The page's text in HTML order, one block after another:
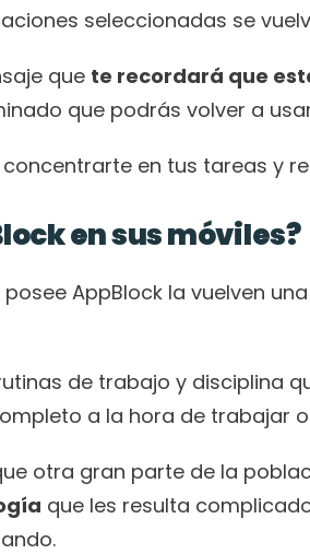
seleccionadas se
que te recordará que
que podrás volver a
en tus tareas y
en sus móviles?
AppBlock la vuelven
de trabajo y disciplina
a la hora de trabajar
otra gran parte de la
que les resulta